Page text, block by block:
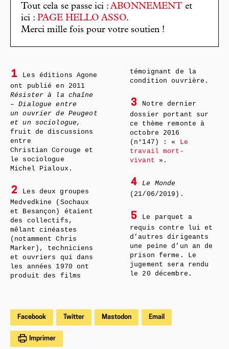
Tout cela se passe ici : ABONNEMENT et
ici : PAGE HELLO ASSO.
Merci mille fois pour votre soutien !
1
Les éditions Agone
ont publié en 2011
Résister à la chaîne
– Dialogue entre
un ouvrier de Peugeot
et un sociologue,
fruit de discussions
entre
Christian Corouge et
le sociologue
Michel Pialoux.
2
Les deux groupes
Medvedkine (Sochaux
et Besançon) étaient
des collectifs,
mêlant cinéastes
(notamment Chris
Marker), techniciens
et ouvriers qui dans
les années 1970 ont
produit des films
témoignant de la
condition ouvrière.
3
Notre dernier
dossier portant sur
ce thème remonte à
octobre 2016
(n°147) : «
Le
travail mort-
vivant ».
4
Le Monde
(21/06/2019).
5
Le parquet a
requis contre lui et
d’autres dirigeants
une peine d’un an de
prison ferme. Le
jugement sera rendu
le 20 décembre.
Facebook Twitter Mastodon Email
Imprimer